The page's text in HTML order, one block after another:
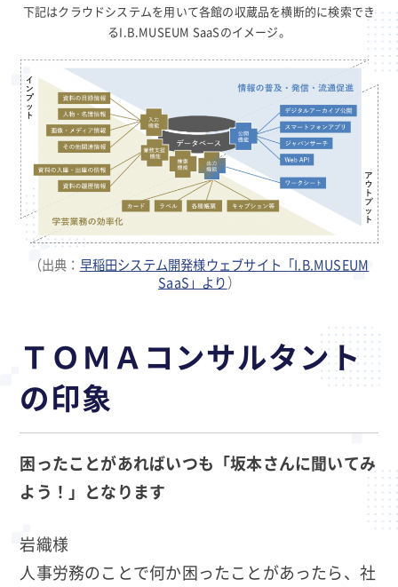
下記はクラウドシステムを用いて各館の収蔵品を横断的に検索でき
るI.B.MUSEUM SaaSのイメージ。
（出典： 早稲田システム開発様ウェブサイト「I.B.MUSEUM
SaaS」より）
ＴＯＭＡコンサルタント
の印象
困ったことがあればいつも「坂本さんに聞いてみ
よう！」となります
岩織様
人事労務のことで何か困ったことがあったら、社